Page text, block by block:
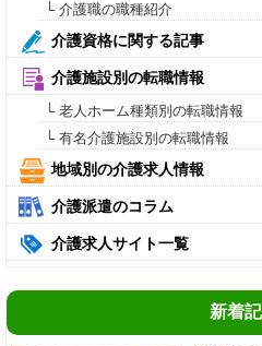
└ 介護職の職種紹介
介護資格に関する記事
介護施設別の転職情報
└ 老人ホーム種類別の転職情報
└ 有名介護施設別の転職情報
地域別の介護求人情報
介護派遣のコラム
介護求人サイト一覧
新着